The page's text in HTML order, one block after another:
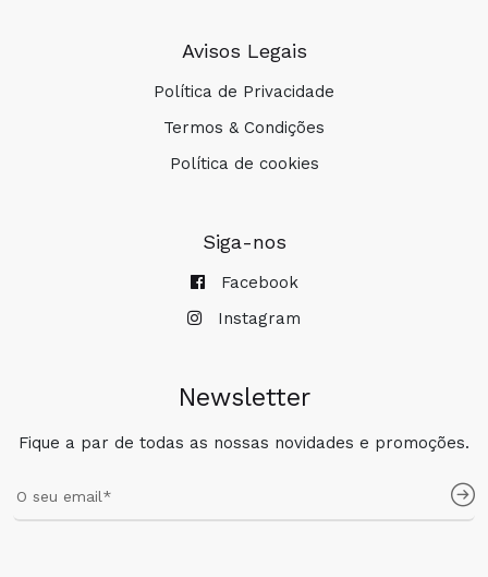
Avisos Legais
Política de Privacidade
Termos & Condições
Política de cookies
Siga-nos
Facebook
Instagram
Newsletter
Fique a par de todas as nossas novidades e promoções.